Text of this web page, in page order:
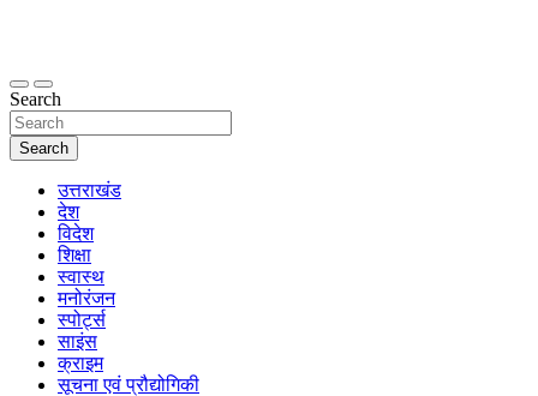
thetoptennews.com
Search
Search
उत्तराखंड
देश
विदेश
शिक्षा
स्वास्थ
मनोरंजन
स्पोर्ट्स
साइंस
क्राइम
सूचना एवं प्रौद्योगिकी